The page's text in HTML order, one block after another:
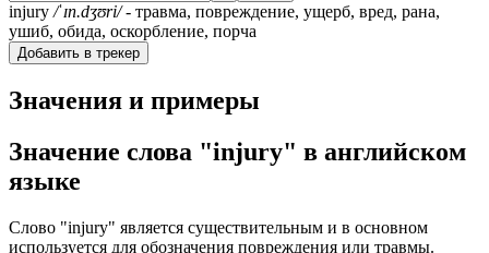
injury /ˈɪn.dʒʊri/- травма, повреждение, ущерб, вред, рана,
ушиб, обида, оскорбление, порча
Добавить в трекер
Значения и примеры
Значение слова "injury" в английском
языке
Слово "injury" является существительным и в основном
используется для обозначения повреждения или травмы.